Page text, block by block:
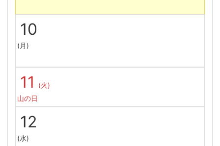
10
(月)
11
(火)
山の日
12
(水)